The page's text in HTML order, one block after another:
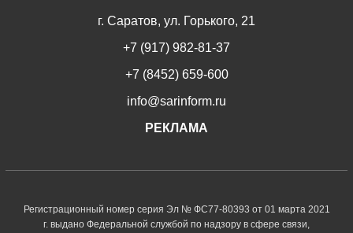
г. Саратов, ул. Горького, 21
+7 (917) 982-81-37
+7 (8452) 659-600
info@sarinform.ru
РЕКЛАМА
Регистрационный номер серия Эл № ФС77-80393 от 01 марта 2021
г. выдано Федеральной службой по надзору в сфере связи,